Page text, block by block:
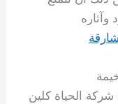
وآثاره
الحياة كلين